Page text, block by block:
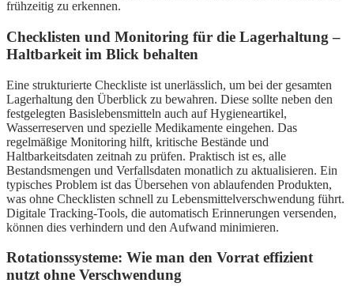
frühzeitig zu erkennen.
Checklisten und Monitoring für die Lagerhaltung –
Haltbarkeit im Blick behalten
Eine strukturierte Checkliste ist unerlässlich, um bei der gesamten
Lagerhaltung den Überblick zu bewahren. Diese sollte neben den
festgelegten Basislebensmitteln auch auf Hygieneartikel,
Wasserreserven und spezielle Medikamente eingehen. Das
regelmäßige Monitoring hilft, kritische Bestände und
Haltbarkeitsdaten zeitnah zu prüfen. Praktisch ist es, alle
Bestandsmengen und Verfallsdaten monatlich zu aktualisieren. Ein
typisches Problem ist das Übersehen von ablaufenden Produkten,
was ohne Checklisten schnell zu Lebensmittelverschwendung führt.
Digitale Tracking-Tools, die automatisch Erinnerungen versenden,
können dies verhindern und den Aufwand minimieren.
Rotationssysteme: Wie man den Vorrat effizient
nutzt ohne Verschwendung